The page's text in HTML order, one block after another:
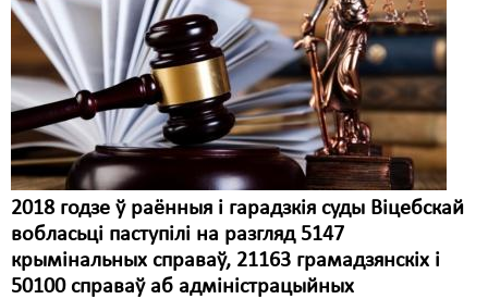
2018 годзе ў раённыя і гарадзкія суды Віцебскай
вобласьці паступілі на разгляд 5147
крымінальных справаў, 21163 грамадзянскіх і
50100 справаў аб адміністрацыйных
Затрыманьні
Карная псыхіятрыя
КПЧ ААН
Культурныя правы
ЛПП
Мігранты
Мірныя сходы